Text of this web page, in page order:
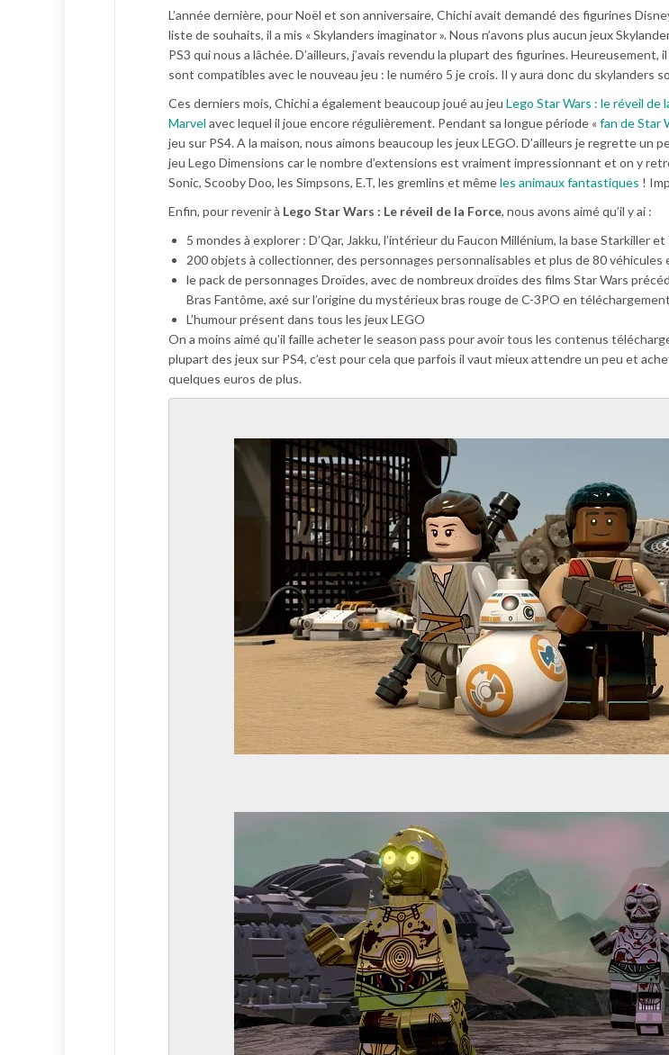
L’année dernière, pour Noël et son anniversaire, Chichi avait demandé des figurines
liste de souhaits, il a mis « Skylanders imaginator ». Nous n’avons plus aucun jeux
PS3 qui nous a lâchée. D’ailleurs, j’avais revendu la plupart des figurines. Heureusement,
sont compatibles avec le nouveau jeu : le numéro 5 je crois. Il y aura donc du skylanders
Ces derniers mois, Chichi a également beaucoup joué au jeu Lego Star Wars : le réveil de
Marvel avec lequel il joue encore régulièrement. Pendant sa longue période «fan de Star
jeu sur PS4. A la maison, nous aimons beaucoup les jeux LEGO. D’ailleurs je regrette un
jeu Lego Dimensions car le nombre d’extensions est vraiment impressionnant et on y
Sonic, Scooby Doo, les Simpsons, E.T, les gremlins et mêmeles animaux fantastiques !
Enfin, pour revenir à Lego Star Wars : Le réveil de la Force, nous avons aimé qu’il y ai :
5 mondes à explorer : D’Qar, Jakku, l’intérieur du Faucon Millénium, la base Starkiller et
200 objets à collectionner, des personnages personnalisables et plus de 80 véhicules
le pack de personnages Droïdes, avec de nombreux droïdes des films Star Wars
Bras Fantôme, axé sur l’origine du mystérieux bras rouge de C-3PO en
L’humour présent dans tous les jeux LEGO
On a moins aimé qu’il faille acheter le season pass pour avoir tous les contenus
plupart des jeux sur PS4, c’est pour cela que parfois il vaut mieux attendre un peu et
quelques euros de plus.